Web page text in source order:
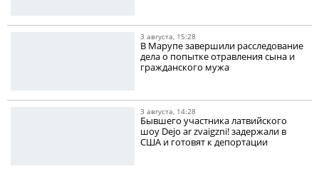
3 августа, 15:28
В Марупе завершили расследование
дела о попытке отравления сына и
гражданского мужа
3 августа, 14:28
Бывшего участника латвийского
шоу Dejo ar zvaigzni! задержали в
США и готовят к депортации